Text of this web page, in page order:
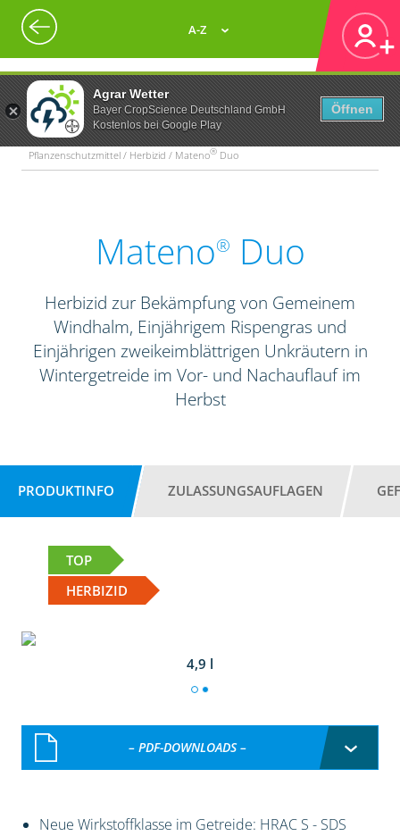
Agrar Wetter
Bayer CropScience Deutschland GmbH
Kostenlos bei Google Play
Öffnen
A-Z
Pflanzenschutzmittel / Herbizid / Mateno® Duo
Mateno® Duo
Herbizid zur Bekämpfung von Gemeinem
Windhalm, Einjährigem Rispengras und
Einjährigen zweikeimblättrigen Unkräutern in
Wintergetreide im Vor- und Nachauflauf im
Herbst
PRODUKTINFO ZULASSUNGSAUFLAGEN
TOP
HERBIZID
4,9 l
– PDF-DOWNLOADS –
Neue Wirkstoffklasse im Getreide: HRAC S - SDS